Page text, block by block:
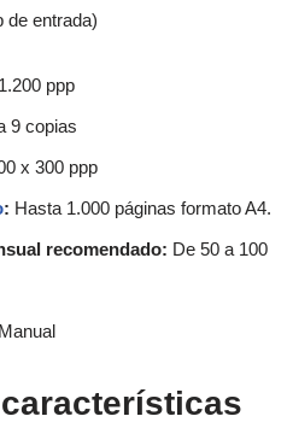
de entrada)
1.200 ppp
9 copias
x 300 ppp
: Hasta 1.000 páginas formato A4.
recomendado: De 50 a 100
Manual